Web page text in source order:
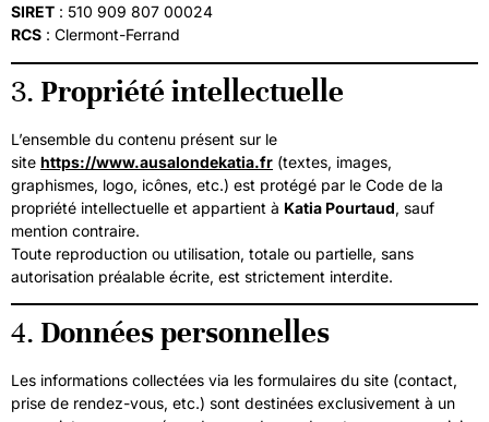
SIRET : 510 909 807 00024
RCS : Clermont-Ferrand
3. Propriété intellectuelle
L’ensemble du contenu présent sur le
site https://www.ausalondekatia.fr (textes, images,
graphismes, logo, icônes, etc.) est protégé par le Code de la
propriété intellectuelle et appartient à Katia Pourtaud, sauf
mention contraire.
Toute reproduction ou utilisation, totale ou partielle, sans
autorisation préalable écrite, est strictement interdite.
4. Données personnelles
Les informations collectées via les formulaires du site (contact,
prise de rendez-vous, etc.) sont destinées exclusivement à un